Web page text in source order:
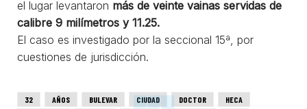
el lugar levantaron más de veinte vainas servidas de
calibre 9 milímetros y 11.25.
El caso es investigado por la seccional 15ª, por
cuestiones de jurisdicción.
32 AÑOS BULEVAR CIUDAD DOCTOR HECA